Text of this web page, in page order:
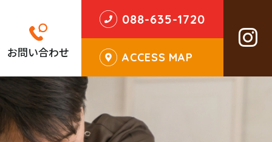
お問い合わせ
088-635-1720
ACCESS MAP